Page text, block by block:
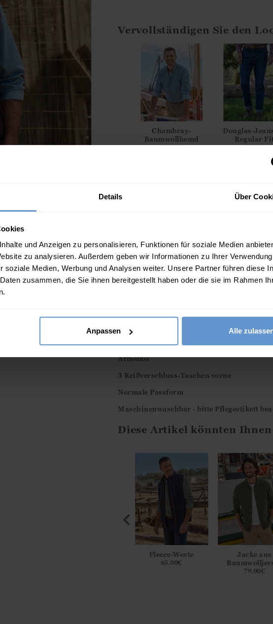
Details Über
und Anzeigen zu personalisieren, Funktionen für soziale Medien
zu analysieren. Außerdem geben wir Informationen zu Ihrer
soziale Medien, Werbung und Analysen weiter. Unsere Partner führen diese
zusammen, die Sie ihnen bereitgestellt haben oder die sie im Rahmen
Anpassen Alle
Vervollständigen Sie den
Chambray-
Baumwollhemd
59.00€
Douglas-
Regular
75.00€
Kleiden Sie sich beeindruckend in einer
Druck. Ein dezenter V-Ausschnitt führt
voller Rock verleiht Ihrem Look
Ärmel vervollständigen die warme Wetter-
Taschen und einem elastischen Bund für
ein oh so angenehmes Gefühl.
Ärmellos
3 Reißverschluss-Taschen vorne
Normale Passform
Maschinenwaschbar - bitte Pflegeetikett
Diese Artikel könnten
Fleece-Weste
65.00€
Jacke aus
79.00€